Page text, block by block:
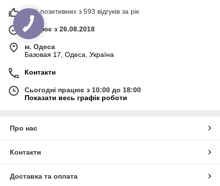
97% позитивних з 593 відгуків за рік
Працює з 26.08.2018
м. Одеса
Базовая 17, Одеса, Україна
Контакти
Сьогодні працює з 10:00 до 18:00
Показати весь графік роботи
Про нас
Контакти
Доставка та оплата